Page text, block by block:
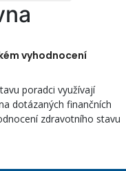
vyhodnocení
poradci využívají
dotázaných finančních
zdravotního stavu